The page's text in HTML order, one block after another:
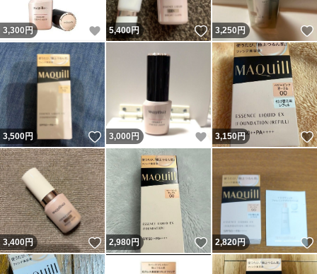
3,300 円 いいね！
5,400円 いいね！
3,250円
3,500円 いいね！
3,000 円 いいね！
3,150円
3,400円 いいね！
2,980円 いいね！
2,820円